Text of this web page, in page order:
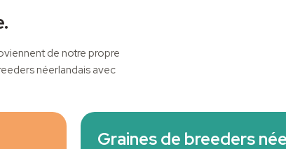
de notre propre
néerlandais avec
Graines de breeders